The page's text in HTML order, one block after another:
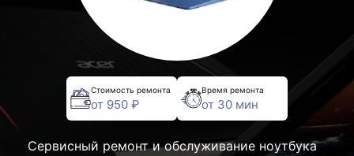
Стоимость ремонта
от 950 ₽
Время ремонта
от 30 мин
Сервисный ремонт и обслуживание ноутбука